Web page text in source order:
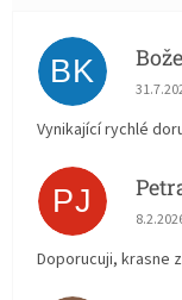
BK
Vynikající rychlé
PJ
Doporucuji, krasne